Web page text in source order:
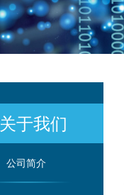
关于我们
公司简介